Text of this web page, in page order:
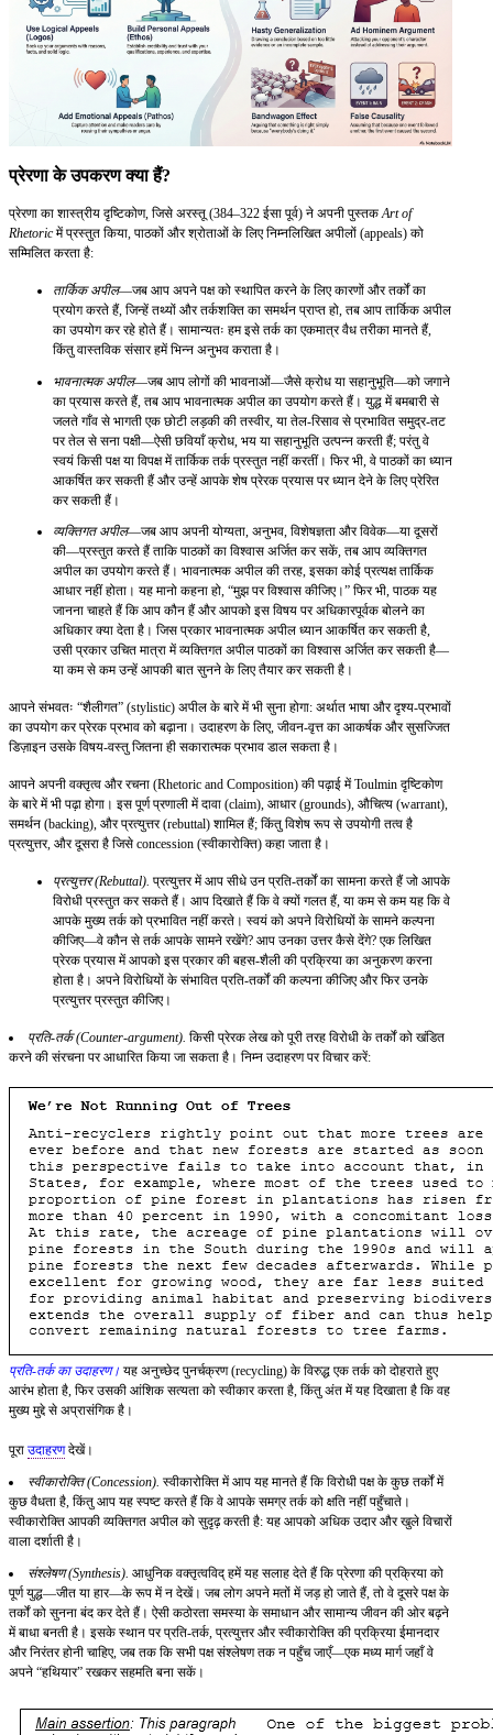
प्रेरणा के उपकरण क्या हैं?
प्रेरणा का शास्त्रीय दृष्टिकोण, जिसे अरस्तू (384–322 ईसा पूर्व) ने अपनी पुस्तकArt of
Rhetoricमें प्रस्तुत किया, पाठकों और श्रोताओं के लिए निम्नलिखित अपीलों (appeals) को
सम्मिलित करता है:
तार्किक अपील—जब आप अपने पक्ष को स्थापित करने के लिए कारणों और तर्कों का
प्रयोग करते हैं, जिन्हें तथ्यों और तर्कशक्ति का समर्थन प्राप्त हो, तब आप तार्किक अपील
का उपयोग कर रहे होते हैं। सामान्यतः हम इसे तर्क का एकमात्र वैध तरीका मानते हैं,
किंतु वास्तविक संसार हमें भिन्न अनुभव कराता है।
भावनात्मक अपील—जब आप लोगों की भावनाओं—जैसे क्रोध या सहानुभूति—को जगाने
का प्रयास करते हैं, तब आप भावनात्मक अपील का उपयोग करते हैं। युद्ध में बमबारी से
जलते गाँव से भागती एक छोटी लड़की की तस्वीर, या तेल-रिसाव से प्रभावित समुद्र-तट
पर तेल से सना पक्षी—ऐसी छवियाँ क्रोध, भय या सहानुभूति उत्पन्न करती हैं; परंतु वे
स्वयं किसी पक्ष या विपक्ष में तार्किक तर्क प्रस्तुत नहीं करतीं। फिर भी, वे पाठकों का ध्यान
आकर्षित कर सकती हैं और उन्हें आपके शेष प्रेरक प्रयास पर ध्यान देने के लिए प्रेरित
कर सकती हैं।
व्यक्तिगत अपील—जब आप अपनी योग्यता, अनुभव, विशेषज्ञता और विवेक—या दूसरों
की—प्रस्तुत करते हैं ताकि पाठकों का विश्वास अर्जित कर सकें, तब आप व्यक्तिगत
अपील का उपयोग करते हैं। भावनात्मक अपील की तरह, इसका कोई प्रत्यक्ष तार्किक
आधार नहीं होता। यह मानो कहना हो, “मुझ पर विश्वास कीजिए।” फिर भी, पाठक यह
जानना चाहते हैं कि आप कौन हैं और आपको इस विषय पर अधिकारपूर्वक बोलने का
अधिकार क्या देता है। जिस प्रकार भावनात्मक अपील ध्यान आकर्षित कर सकती है,
उसी प्रकार उचित मात्रा में व्यक्तिगत अपील पाठकों का विश्वास अर्जित कर सकती है—
या कम से कम उन्हें आपकी बात सुनने के लिए तैयार कर सकती है।
आपने संभवतः “शैलीगत” (stylistic) अपील के बारे में भी सुना होगा: अर्थात भाषा और दृश्य-प्रभावों
का उपयोग कर प्रेरक प्रभाव को बढ़ाना। उदाहरण के लिए, जीवन-वृत्त का आकर्षक और सुसज्जित
डिज़ाइन उसके विषय-वस्तु जितना ही सकारात्मक प्रभाव डाल सकता है।
आपने अपनी वक्तृत्व और रचना (Rhetoric and Composition) की पढ़ाई में Toulmin दृष्टिकोण
के बारे में भी पढ़ा होगा। इस पूर्ण प्रणाली में दावा (claim), आधार (grounds), औचित्य (warrant),
समर्थन (backing), और प्रत्युत्तर (rebuttal) शामिल हैं; किंतु विशेष रूप से उपयोगी तत्व है
प्रत्युत्तर, और दूसरा है जिसे concession (स्वीकारोक्ति) कहा जाता है।
प्रत्युत्तर (Rebuttal). प्रत्युत्तर में आप सीधे उन प्रति-तर्कों का सामना करते हैं जो आपके
विरोधी प्रस्तुत कर सकते हैं। आप दिखाते हैं कि वे क्यों गलत हैं, या कम से कम यह कि वे
आपके मुख्य तर्क को प्रभावित नहीं करते। स्वयं को अपने विरोधियों के सामने कल्पना
कीजिए—वे कौन से तर्क आपके सामने रखेंगे? आप उनका उत्तर कैसे देंगे? एक लिखित
प्रेरक प्रयास में आपको इस प्रकार की बहस-शैली की प्रक्रिया का अनुकरण करना
होता है। अपने विरोधियों के संभावित प्रति-तर्कों की कल्पना कीजिए और फिर उनके
प्रत्युत्तर प्रस्तुत कीजिए।
प्रति-तर्क (Counter-argument). किसी प्रेरक लेख को पूरी तरह विरोधी के तर्कों को खंडित
करने की संरचना पर आधारित किया जा सकता है। निम्न उदाहरण पर विचार करें:
प्रति-तर्क का उदाहरण। यह अनुच्छेद पुनर्चक्रण (recycling) के विरुद्ध एक तर्क को दोहराते हुए
आरंभ होता है, फिर उसकी आंशिक सत्यता को स्वीकार करता है, किंतु अंत में यह दिखाता है कि वह
मुख्य मुद्दे से अप्रासंगिक है।
पूरा उदाहरणदेखें।
स्वीकारोक्ति (Concession). स्वीकारोक्ति में आप यह मानते हैं कि विरोधी पक्ष के कुछ तर्कों में
कुछ वैधता है, किंतु आप यह स्पष्ट करते हैं कि वे आपके समग्र तर्क को क्षति नहीं पहुँचाते।
स्वीकारोक्ति आपकी व्यक्तिगत अपील को सुदृढ़ करती है: यह आपको अधिक उदार और खुले विचारों
वाला दर्शाती है।
संश्लेषण (Synthesis). आधुनिक वक्तृत्वविद् हमें यह सलाह देते हैं कि प्रेरणा की प्रक्रिया को
पूर्ण युद्ध—जीत या हार—के रूप में न देखें। जब लोग अपने मतों में जड़ हो जाते हैं, तो वे दूसरे पक्ष के
तर्कों को सुनना बंद कर देते हैं। ऐसी कठोरता समस्या के समाधान और सामान्य जीवन की ओर बढ़ने
में बाधा बनती है। इसके स्थान पर प्रति-तर्क, प्रत्युत्तर और स्वीकारोक्ति की प्रक्रिया ईमानदार
और निरंतर होनी चाहिए, जब तक कि सभी पक्ष संश्लेषण तक न पहुँच जाएँ—एक मध्य मार्ग जहाँ वे
अपने “हथियार” रखकर सहमति बना सकें।